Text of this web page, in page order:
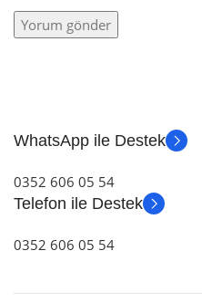
WhatsApp ile Destek
0352 606 05 54
Telefon ile Destek
0352 606 05 54